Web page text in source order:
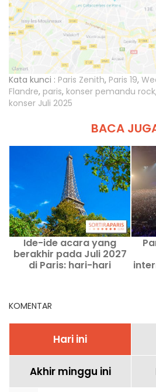
Kata kunci : Paris Zenith, Paris 19,
Flandre, paris, konser pemandu rock,
konser Juli 2025
BACA
Ide-ide acara yang
berakhir pada Juli 2027
di Paris: hari-hari
KOMENTAR
Hari ini
Akhir minggu ini